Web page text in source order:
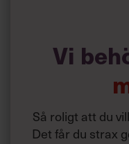
inte känner sig
chefen och pressen på
Vi
Så roligt att du
Det får du strax